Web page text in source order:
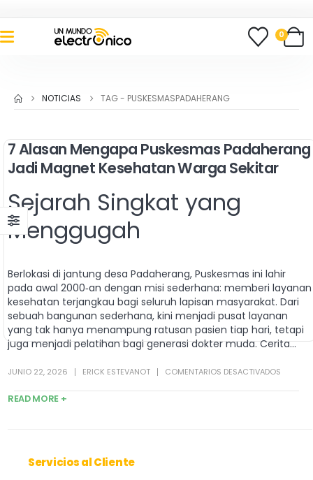
0
NOTICIAS TAG - PUSKESMASPADAHERANG
7 Alasan Mengapa Puskesmas Padaherang
Jadi Magnet Kesehatan Warga Sekitar
Sejarah Singkat yang
Menggugah
Berlokasi di jantung desa Padaherang, Puskesmas ini lahir
pada awal 2000‑an dengan misi sederhana: memberi layanan
kesehatan terjangkau bagi seluruh lapisan masyarakat. Dari
sebuah bangunan sederhana, kini menjadi pusat layanan
yang tak hanya menampung ratusan pasien tiap hari, tetapi
juga menjadi pelatihan bagi generasi dokter muda. Cerita...
JUNIO 22, 2026 ERICK ESTEVANOT COMENTARIOS DESACTIVADOS
READ MORE +
Servicios al Cliente